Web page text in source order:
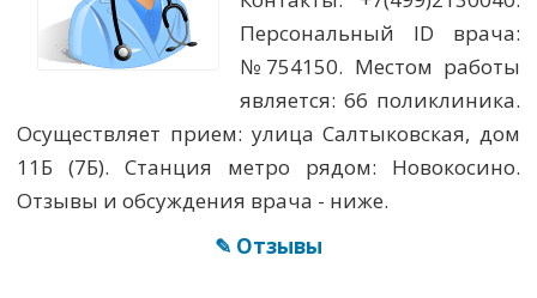
Персональный ID врача:
№754150. Местом работы
является: 66 поликлиника.
Осуществляет прием: улица Салтыковская, дом
11Б (7Б). Станция метро рядом: Новокосино.
Отзывы и обсуждения врача - ниже.
✎ Отзывы